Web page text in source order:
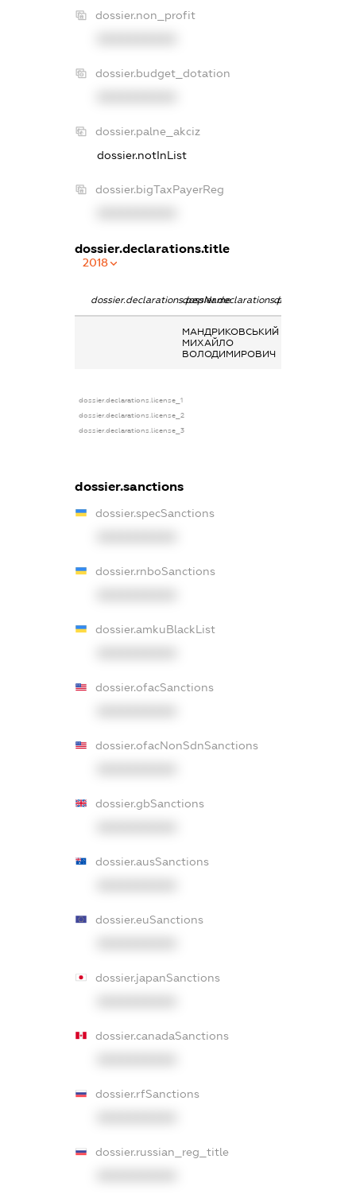
dossier.non_profit
dossier.budget_dotation
dossier.palne_akciz
dossier.notInList
dossier.bigTaxPayerReg
dossier.declarations.title
2018
dossier.declarations.pepNamedossier.declarations.personName
МАНДРИКОВСЬКИЙ
МИХАЙЛО
ВОЛОДИМИРОВИЧ
-
dossier.declarations.license_1
dossier.declarations.license_2
dossier.declarations.license_3
dossier.sanctions
dossier.specSanctions
dossier.rnboSanctions
dossier.amkuBlackList
dossier.ofacSanctions
dossier.ofacNonSdnSanctions
dossier.gbSanctions
dossier.ausSanctions
dossier.euSanctions
dossier.japanSanctions
dossier.canadaSanctions
dossier.rfSanctions
dossier.russian_reg_title